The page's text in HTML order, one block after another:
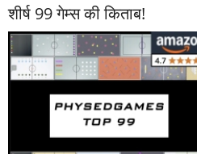
शीर्ष 99 गेम्स की किताब!